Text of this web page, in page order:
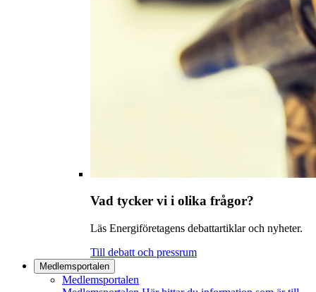
Vad tycker vi i olika frågor?
Läs Energiföretagens debattartiklar och nyheter.
Till debatt och pressrum
Medlemsportalen
Medlemsportalen